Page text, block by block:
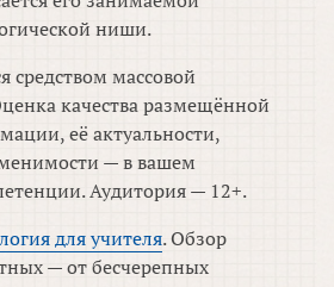
ниши.
средством массовой
качества размещённой
её актуальности,
— в вашем
Аудитория — 12+.
для учителя. Обзор
— от бесчерепных